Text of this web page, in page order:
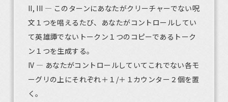
II, III — このターンにあなたがクリーチャーでない呪
文１つを唱えるたび、あなたがコントロールしてい
て英雄譚でないトークン１つのコピーであるトーク
ン１つを生成する。
IV — あなたがコントロールしていてこれでない各モ
ーグリの上にそれぞれ＋１/＋１カウンター２個を置
く。